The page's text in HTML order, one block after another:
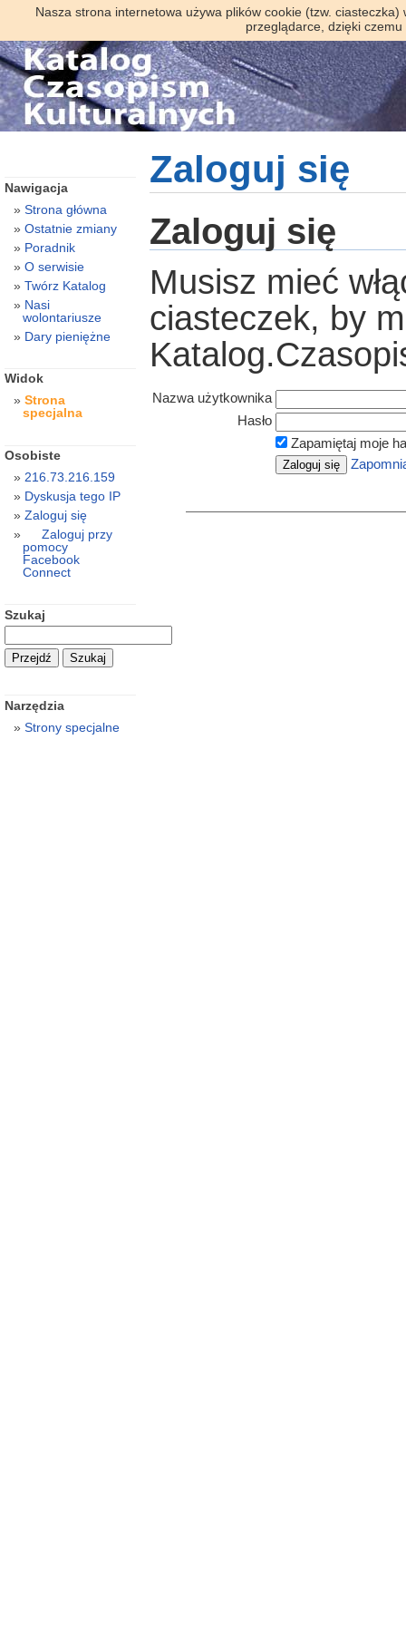
Nasza strona internetowa używa plików cookie (tzw.
przeglądarce, dzięki
Zaloguj się
Zaloguj się
Musisz mieć
ciasteczek, by
Nazwa użytkownika
Hasło
Zapamiętaj moje
Nawigacja
Strona główna
Ostatnie zmiany
Poradnik
O serwisie
Twórz Katalog
Nasi
wolontariusze
Dary pieniężne
Widok
Strona
specjalna
Osobiste
216.73.216.159
Dyskusja tego IP
Zaloguj się
Zaloguj przy
pomocy
Facebook
Connect
Szukaj
Narzędzia
Strony specjalne